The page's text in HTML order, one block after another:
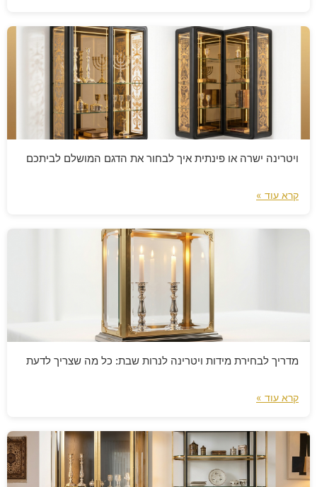
ויטרינה ישרה או פינתית איך לבחור את הדגם המושלם לביתכם
קרא עוד »
מדריך לבחירת מידות ויטרינה לנרות שבת: כל מה שצריך לדעת
קרא עוד »